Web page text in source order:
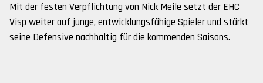
Mit der festen Verpflichtung von Nick Meile setzt der EHC
Visp weiter auf junge, entwicklungsfähige Spieler und stärkt
seine Defensive nachhaltig für die kommenden Saisons.